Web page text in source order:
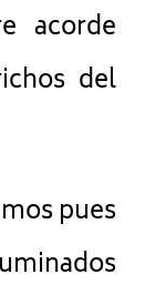
acorde
del
pues